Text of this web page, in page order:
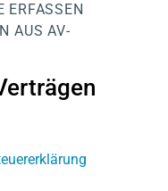
ERFASSEN
AUS AV-